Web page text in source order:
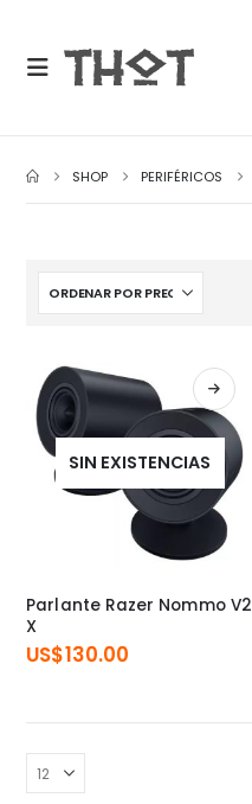
SHOP PERIFÉRICOS
SIN EXISTENCIAS
Parlante Razer Nommo V2
X
US$130.00